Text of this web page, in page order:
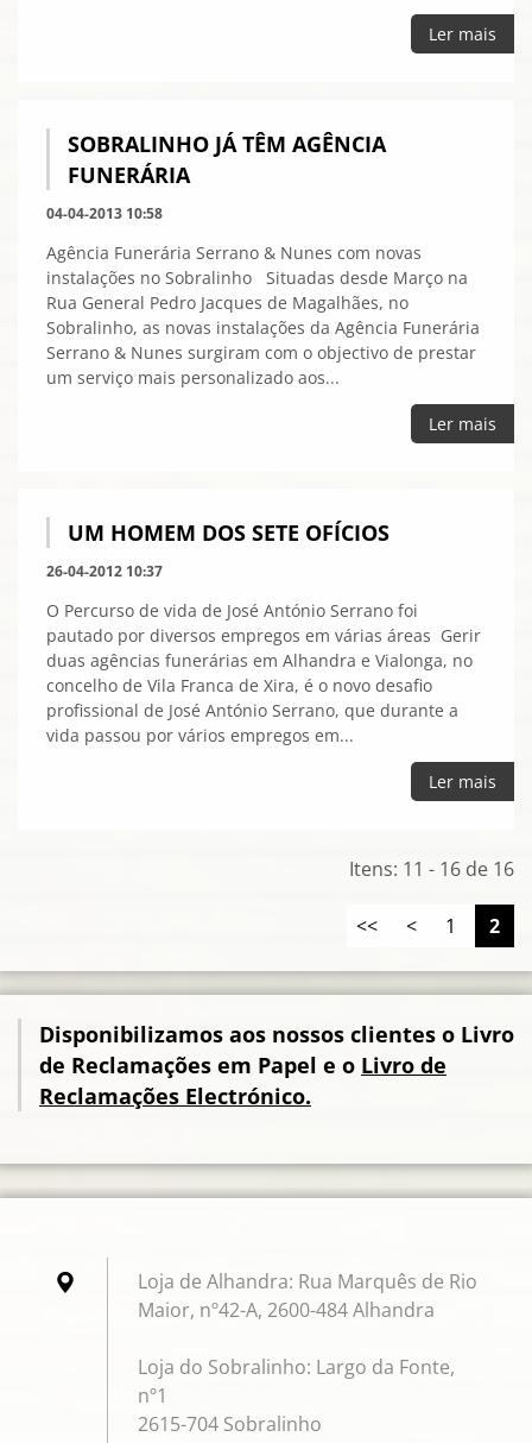
Ler mais
SOBRALINHO JÁ TÊM AGÊNCIA
FUNERÁRIA
04-04-2013 10:58
Agência Funerária Serrano & Nunes com novas
instalações no Sobralinho Situadas desde Março na
Rua General Pedro Jacques de Magalhães, no
Sobralinho, as novas instalações da Agência Funerária
Serrano & Nunes surgiram com o objectivo de prestar
um serviço mais personalizado aos...
Ler mais
UM HOMEM DOS SETE OFÍCIOS
26-04-2012 10:37
O Percurso de vida de José António Serrano foi
pautado por diversos empregos em várias áreas Gerir
duas agências funerárias em Alhandra e Vialonga, no
concelho de Vila Franca de Xira, é o novo desafio
profissional de José António Serrano, que durante a
vida passou por vários empregos em...
Ler mais
Itens: 11 - 16 de 16
<< < 1 2
Disponibilizamos aos nossos clientes o Livro
de Reclamações em Papel e o Livro de
Reclamações Electrónico.
Loja de Alhandra: Rua Marquês de Rio
Maior, nº42-A, 2600-484 Alhandra
Loja do Sobralinho: Largo da Fonte,
nº1
2615-704 Sobralinho